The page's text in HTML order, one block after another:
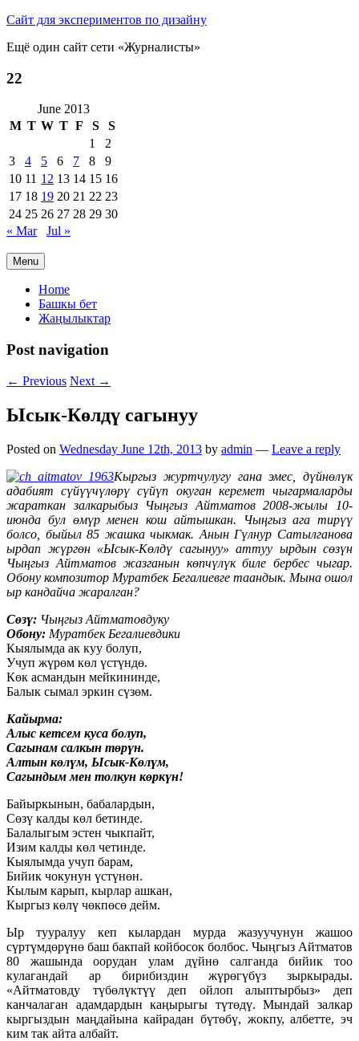
Сайт для экспериментов по дизайну
Ещё один сайт сети «Журналисты»
22
June 2013
M T W T F S
S
1
2
3
4 5 6 7 8
9
10 11 12 13 14 15 16
17 18 19 20 21 22 23
24 25 26 27 28 29 30
« Mar
Jul »
Menu
Primary
menu
Home
Башкы бет
Жаңылыктар
Post navigation
← Previous Next →
Ысык-Көлдү сагынуу
Posted on Wednesday June 12th, 2013 by admin — Leave a reply
Кыргыз журтчулугу гана эмес, дүйнөлүк
адабият сүйүүчүлөрү сүйүп окуган керемет чыгармаларды
жараткан залкарыбыз Чыңгыз Айтматов 2008-жылы 10-
июнда бул өмүр менен кош айтышкан. Чыңгыз ага тирүү
болсо, быйыл 85 жашка чыкмак. Анын Гүлнур Сатылганова
ырдап жүргөн «Ысык-Көлдү сагынуу» аттуу ырдын сөзүн
Чыңгыз Айтматов жазганын көпчүлүк биле бербес чыгар.
Обону композитор Муратбек Бегалиевге таандык. Мына ошол
ыр кандайча жаралган?
Сөзү: Чыңгыз Айтматовдуку
Обону: Муратбек Бегалиевдики
Кыялымда ак куу болуп,
Учуп жүрөм көл үстүндө.
Көк асмандын мейкининде,
Балык сымал эркин сүзөм.
Кайырма:
Алыс кетсем куса болуп,
Сагынам салкын төрүн.
Алтын көлүм, Ысык-Көлүм,
Сагындым мен толкун көркүн!
Байыркынын, бабалардын,
Сөзү калды көл бетинде.
Балалыгым эстен чыкпайт,
Изим калды көл четинде.
Кыялымда учуп барам,
Бийик чокунун үстүнөн.
Кылым карып, кырлар ашкан,
Кыргыз көлү чөкпөсө дейм.
Ыр тууралуу кеп кылардан мурда жазуучунун жашоо
сүртүмдөрүнө баш бакпай койбосок болбос. Чыңгыз Айтматов
80 жашында оорудан улам дүйнө салганда бийик тоо
кулагандай ар бирибиздин жүрөгүбүз зыркырады.
«Айтматовду түбөлүктүү деп ойлоп алыптырбыз» деп
канчалаган адамдардын каңырыгы түтөдү. Мындай залкар
кыргыздын маңдайына кайрадан бүтөбү, жокпу, албетте, эч
ким так айта албайт.